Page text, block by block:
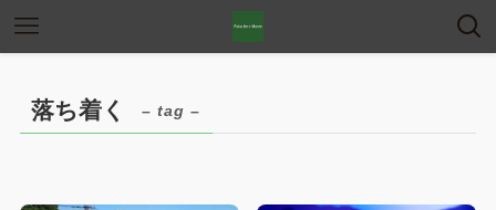
落ち着く – tag –